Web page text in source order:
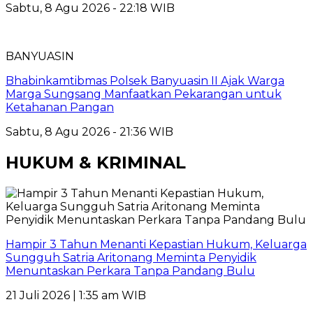
Sabtu, 8 Agu 2026 - 22:18 WIB
BANYUASIN
Bhabinkamtibmas Polsek Banyuasin II Ajak Warga
Marga Sungsang Manfaatkan Pekarangan untuk
Ketahanan Pangan
Sabtu, 8 Agu 2026 - 21:36 WIB
HUKUM & KRIMINAL
Hampir 3 Tahun Menanti Kepastian Hukum, Keluarga
Sungguh Satria Aritonang Meminta Penyidik
Menuntaskan Perkara Tanpa Pandang Bulu
21 Juli 2026 | 1:35 am WIB